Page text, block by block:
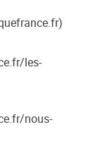
les-
nous-